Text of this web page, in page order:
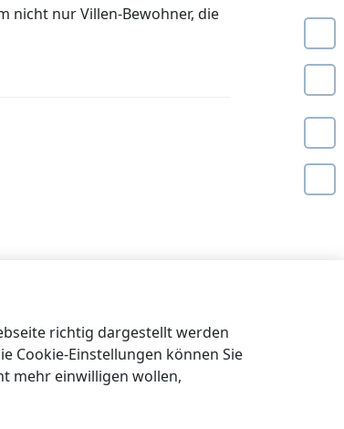
nicht nur Villen-Bewohner, die
richtig dargestellt werden
Cookie-Einstellungen können Sie
mehr einwilligen wollen,